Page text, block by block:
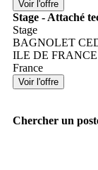
Stage - Attaché
Stage
BAGNOLET
ILE DE FRANCE
France
Chercher un